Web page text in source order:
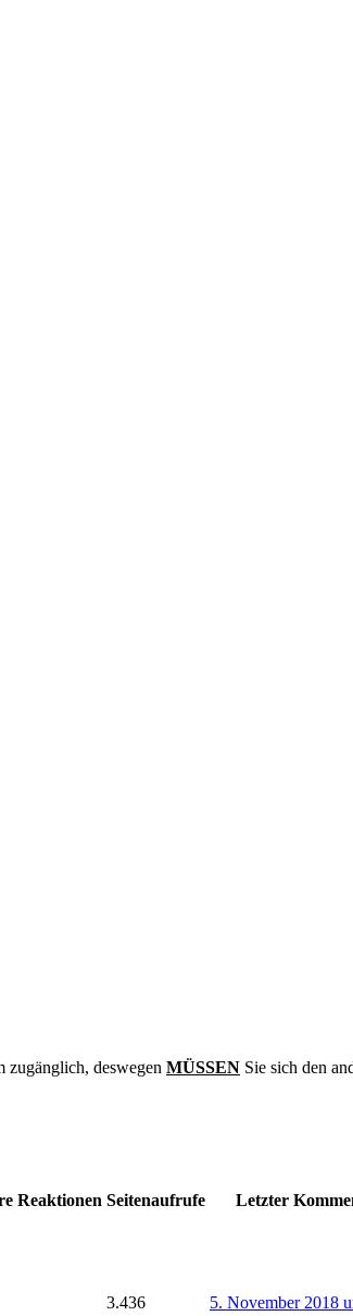
zugänglich, deswegen MÜSSEN Sie sich den
Reaktionen Seitenaufrufe Letzter
3.436 5. November 2018